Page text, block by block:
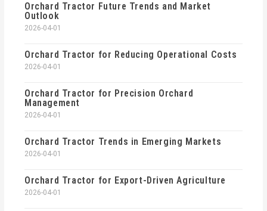
Orchard Tractor Future Trends and Market
Outlook
2026-04-01
Orchard Tractor for Reducing Operational Costs
2026-04-01
Orchard Tractor for Precision Orchard
Management
2026-04-01
Orchard Tractor Trends in Emerging Markets
2026-04-01
Orchard Tractor for Export-Driven Agriculture
2026-04-01